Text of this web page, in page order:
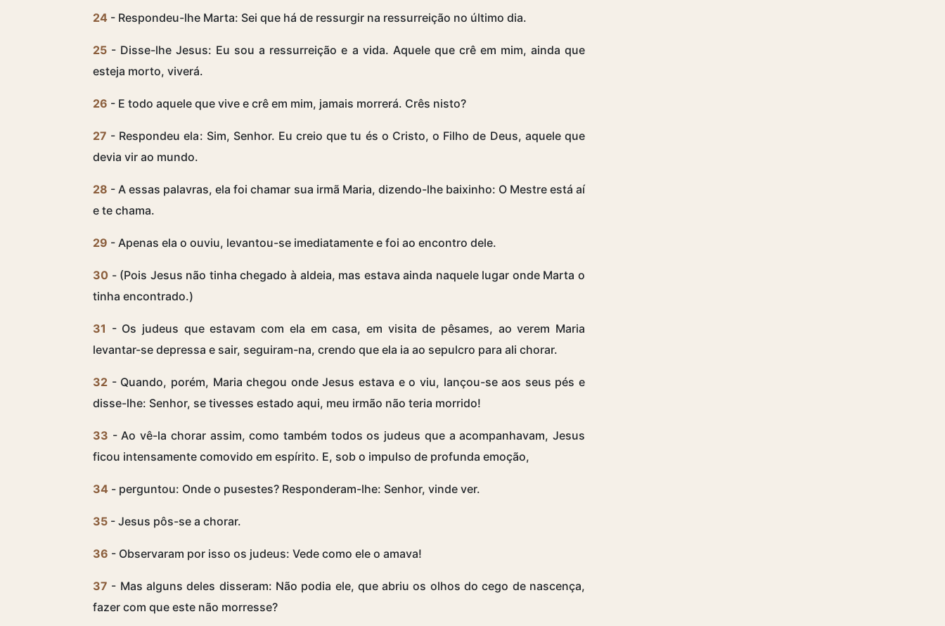
24 - Respondeu-lhe Marta: Sei que há de ressurgir na ressurreição no último dia.
25 - Disse-lhe Jesus: Eu sou a ressurreição e a vida. Aquele que crê em mim, ainda que
esteja morto, viverá.
26 - E todo aquele que vive e crê em mim, jamais morrerá. Crês nisto?
27 - Respondeu ela: Sim, Senhor. Eu creio que tu és o Cristo, o Filho de Deus, aquele que
devia vir ao mundo.
28 - A essas palavras, ela foi chamar sua irmã Maria, dizendo-lhe baixinho: O Mestre está aí
e te chama.
29 - Apenas ela o ouviu, levantou-se imediatamente e foi ao encontro dele.
30 - (Pois Jesus não tinha chegado à aldeia, mas estava ainda naquele lugar onde Marta o
tinha encontrado.)
31 - Os judeus que estavam com ela em casa, em visita de pêsames, ao verem Maria
levantar-se depressa e sair, seguiram-na, crendo que ela ia ao sepulcro para ali chorar.
32 - Quando, porém, Maria chegou onde Jesus estava e o viu, lançou-se aos seus pés e
disse-lhe: Senhor, se tivesses estado aqui, meu irmão não teria morrido!
33 - Ao vê-la chorar assim, como também todos os judeus que a acompanhavam, Jesus
ficou intensamente comovido em espírito. E, sob o impulso de profunda emoção,
34 - perguntou: Onde o pusestes? Responderam-lhe: Senhor, vinde ver.
35 - Jesus pôs-se a chorar.
36 - Observaram por isso os judeus: Vede como ele o amava!
37 - Mas alguns deles disseram: Não podia ele, que abriu os olhos do cego de nascença,
fazer com que este não morresse?